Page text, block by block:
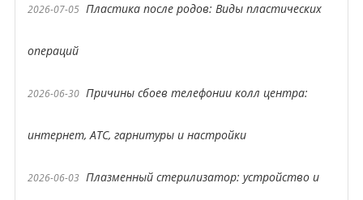
2026-07-05 Пластика после родов: Виды пластических
операций
2026-06-30 Причины сбоев телефонии колл центра:
интернет, АТС, гарнитуры и настройки
2026-06-03 Плазменный стерилизатор: устройство и